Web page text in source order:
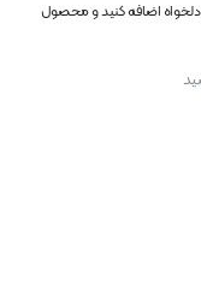
دلخواه اضافه کنید و محصول